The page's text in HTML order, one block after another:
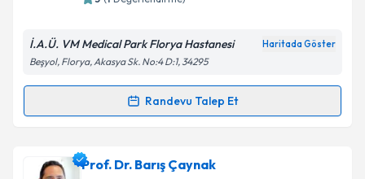
Kişisel verilerimin işlenmesine ilişkin
Metni'ni okudum ve kişisel verilerimin belirtilen
( Değerlendirme)
İ.A.Ü. VM Medical Park Florya Hastanesi
Beşyol, Florya, Akasya Sk. No:4 D:1, 34295
Randevu Talep Et
Randevu Takvimi Talebi
Prof. Dr. Ali Civelek için randevu takvimi talebi
Prof. Dr. Barış Çaynak